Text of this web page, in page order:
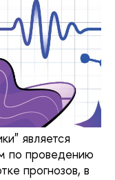
является
по проведению
прогнозов, в